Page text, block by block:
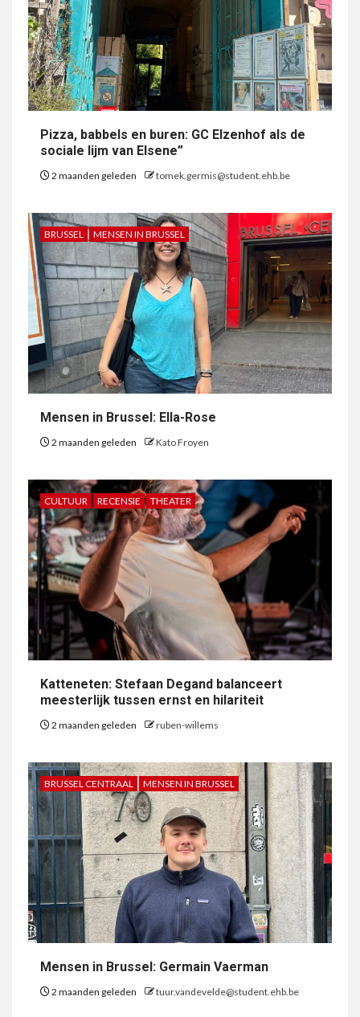
Pizza, babbels en buren: GC Elzenhof als de
sociale lijm van Elsene”
2 maanden geleden tomek.germis@student.ehb.be
BRUSSEL MENSEN IN BRUSSEL
Mensen in Brussel: Ella-Rose
2 maanden geleden Kato Froyen
CULTUUR RECENSIE THEATER
Katteneten: Stefaan Degand balanceert
meesterlijk tussen ernst en hilariteit
2 maanden geleden ruben-willems
BRUSSEL CENTRAAL MENSEN IN BRUSSEL
Mensen in Brussel: Germain Vaerman
2 maanden geleden tuur.vandevelde@student.ehb.be